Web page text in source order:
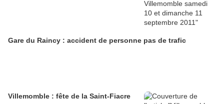
Gare du Raincy : accident de personne pas de trafic
Villemomble : fête de la Saint-Fiacre